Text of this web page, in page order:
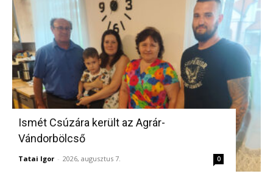
Ismét Csúzára került az Agrár-
Vándorbölcső
Tatai Igor - 2026, augusztus 7. 0